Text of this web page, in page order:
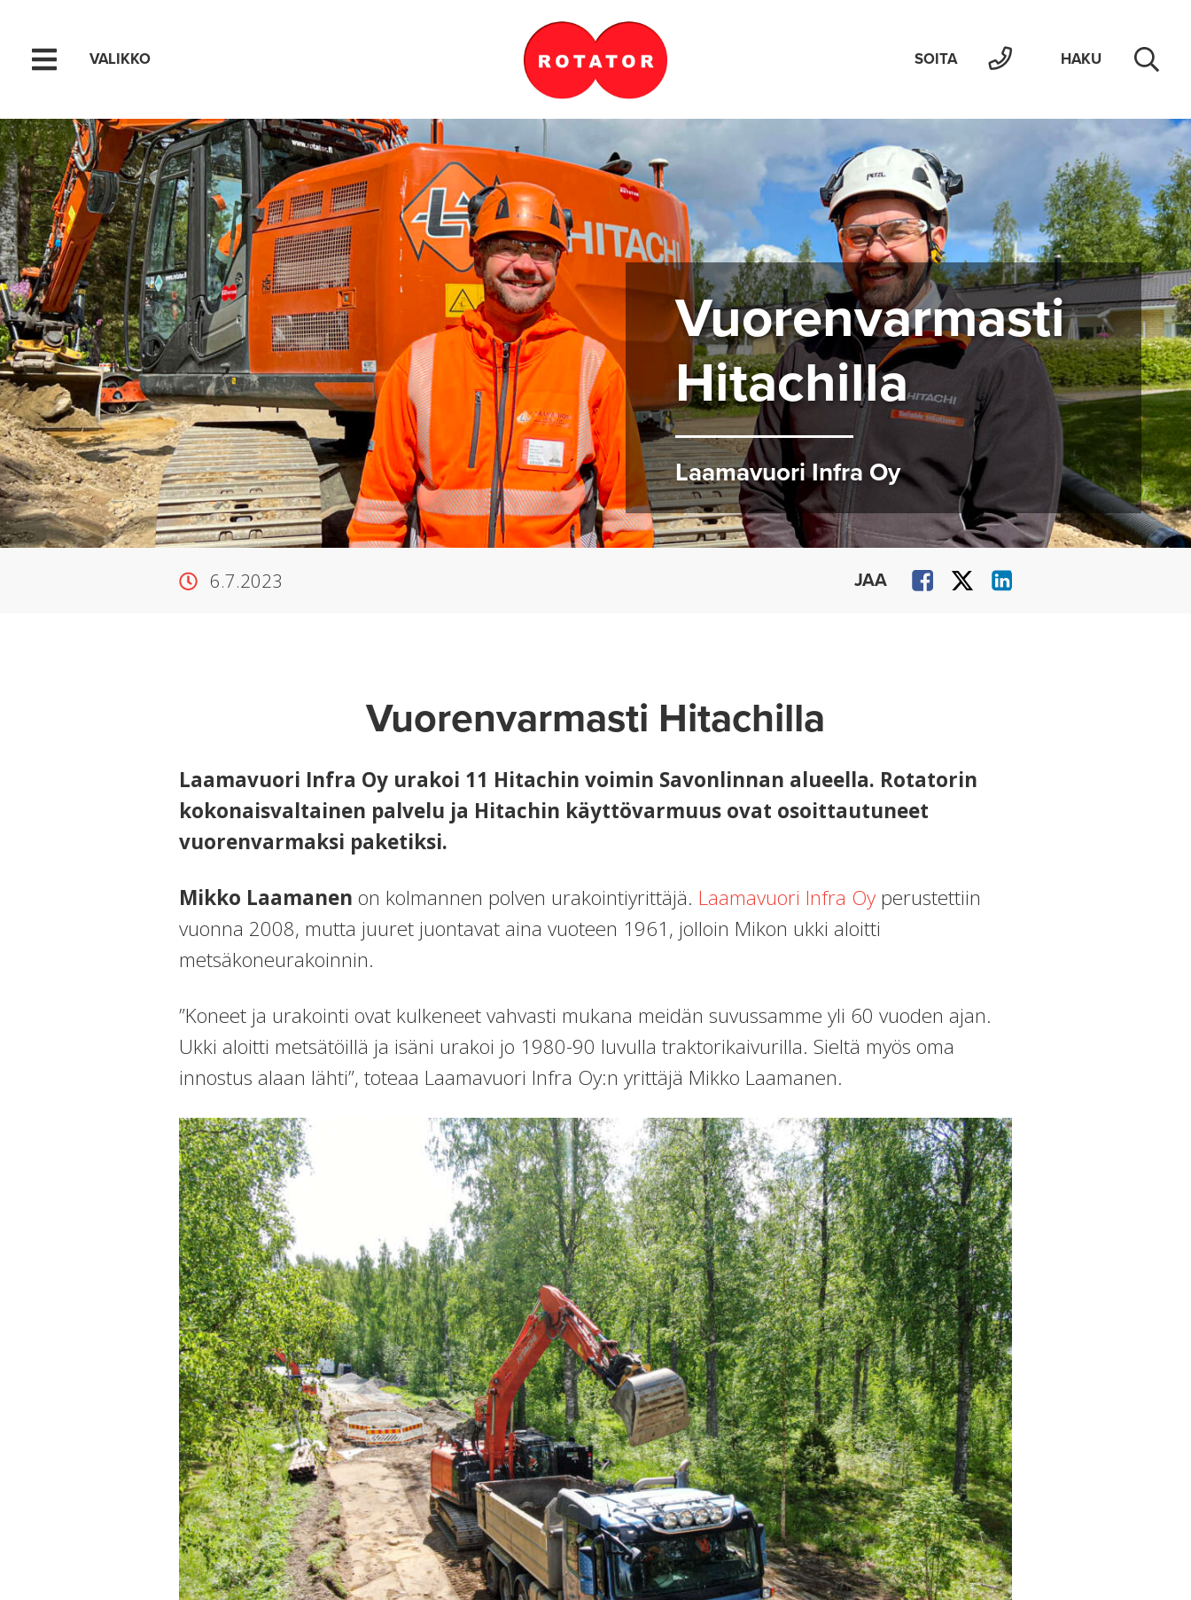
sisältöön
VALIKKO HAKU
SOITA
Vuo­ren­var­mas­ti
Hi­tac­hil­la
Laamavuori Infra Oy
6.7.2023 JAA
Vuorenvarmasti Hitachilla
Laamavuori Infra Oy urakoi 11 Hitachin voimin Savonlinnan alueella. Rotatorin
kokonaisvaltainen palvelu ja Hitachin käyttövarmuus ovat osoittautuneet
vuorenvarmaksi paketiksi.
Mikko Laamanen on kolmannen polven urakointiyrittäjä. Laamavuori Infra Oyperustettiin
vuonna 2008, mutta juuret juontavat aina vuoteen 1961, jolloin Mikon ukki aloitti
metsäkoneurakoinnin.
”Koneet ja urakointi ovat kulkeneet vahvasti mukana meidän suvussamme yli 60 vuoden ajan.
Ukki aloitti metsätöillä ja isäni urakoi jo 1980-90 luvulla traktorikaivurilla. Sieltä myös oma
innostus alaan lähti”, toteaa Laamavuori Infra Oy:n yrittäjä Mikko Laamanen.